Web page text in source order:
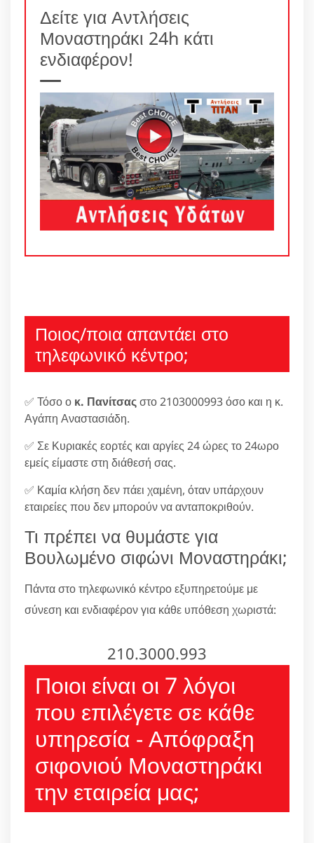
Δείτε για Αντλήσεις
Μοναστηράκι 24h κάτι
ενδιαφέρον!
Ποιος/ποια απαντάει στο
τηλεφωνικό κέντρο;
✅ Τόσο ο κ. Πανίτσαςστο 2103000993 όσο και η κ.
Αγάπη Αναστασιάδη.
✅ Σε Κυριακές εορτές και αργίες 24 ώρες το 24ωρο
εμείς είμαστε στη διάθεσή σας.
✅ Καμία κλήση δεν πάει χαμένη, όταν υπάρχουν
εταιρείες που δεν μπορούν να ανταποκριθούν.
Τι πρέπει να θυμάστε για
Βουλωμένο σιφώνι Μοναστηράκι;
Πάντα στο τηλεφωνικό κέντρο εξυπηρετούμε με
σύνεση και ενδιαφέρον για κάθε υπόθεση χωριστά:
210.3000.993
Ποιοι είναι οι 7 λόγοι
που επιλέγετε σε κάθε
υπηρεσία - Απόφραξη
σιφονιού Μοναστηράκι
την εταιρεία μας;